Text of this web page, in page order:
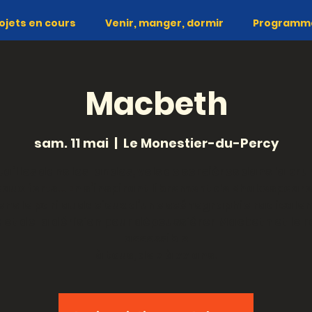
en cours Venir, manger, dormir
Macbeth
sam. 11 mai
  |
Le Monestier-du-Percy